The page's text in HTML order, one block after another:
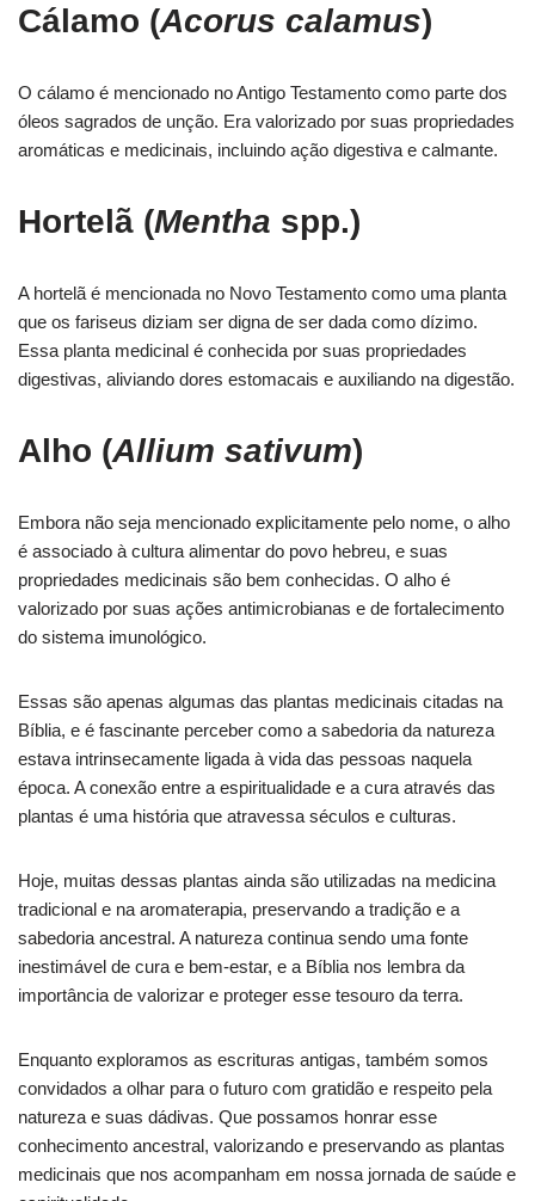
Cálamo (Acorus calamus)
O cálamo é mencionado no Antigo Testamento como parte dos
óleos sagrados de unção. Era valorizado por suas propriedades
aromáticas e medicinais, incluindo ação digestiva e calmante.
Hortelã (Mentha spp.)
A hortelã é mencionada no Novo Testamento como uma planta
que os fariseus diziam ser digna de ser dada como dízimo.
Essa planta medicinal é conhecida por suas propriedades
digestivas, aliviando dores estomacais e auxiliando na digestão.
Alho (Allium sativum)
Embora não seja mencionado explicitamente pelo nome, o alho
é associado à cultura alimentar do povo hebreu, e suas
propriedades medicinais são bem conhecidas. O alho é
valorizado por suas ações antimicrobianas e de fortalecimento
do sistema imunológico.
Essas são apenas algumas das plantas medicinais citadas na
Bíblia, e é fascinante perceber como a sabedoria da natureza
estava intrinsecamente ligada à vida das pessoas naquela
época. A conexão entre a espiritualidade e a cura através das
plantas é uma história que atravessa séculos e culturas.
Hoje, muitas dessas plantas ainda são utilizadas na medicina
tradicional e na aromaterapia, preservando a tradição e a
sabedoria ancestral. A natureza continua sendo uma fonte
inestimável de cura e bem-estar, e a Bíblia nos lembra da
importância de valorizar e proteger esse tesouro da terra.
Enquanto exploramos as escrituras antigas, também somos
convidados a olhar para o futuro com gratidão e respeito pela
natureza e suas dádivas. Que possamos honrar esse
conhecimento ancestral, valorizando e preservando as plantas
medicinais que nos acompanham em nossa jornada de saúde e